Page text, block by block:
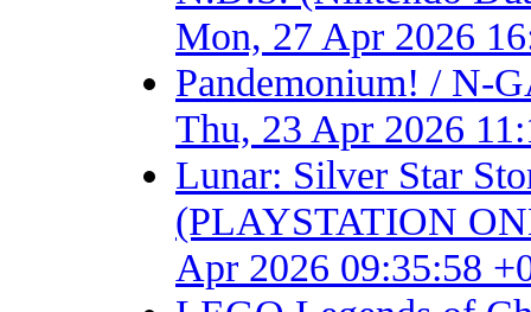
Mon, 27 Apr 2026
Pandemonium! / N-
Thu, 23 Apr 2026
Lunar: Silver Star
(PLAYSTATION
Apr 2026 09:35:58